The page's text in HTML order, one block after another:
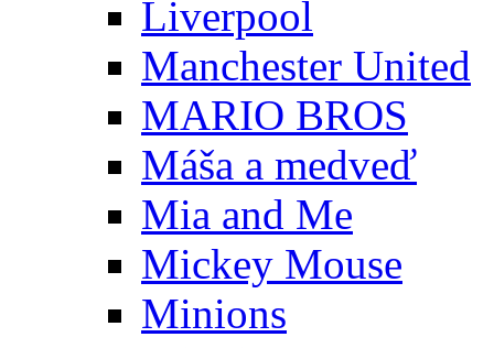
Liverpool
Manchester United
MARIO BROS
Máša a medveď
Mia and Me
Mickey Mouse
Minions